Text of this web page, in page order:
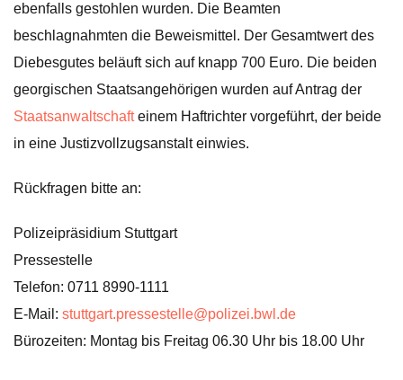
ebenfalls gestohlen wurden. Die Beamten
beschlagnahmten die Beweismittel. Der Gesamtwert des
Diebesgutes beläuft sich auf knapp 700 Euro. Die beiden
georgischen Staatsangehörigen wurden auf Antrag der
Staatsanwaltschafteinem Haftrichter vorgeführt, der beide
in eine Justizvollzugsanstalt einwies.
Rückfragen bitte an:
Polizeipräsidium Stuttgart
Pressestelle
Telefon: 0711 8990-1111
E-Mail: stuttgart.pressestelle@polizei.bwl.de
Bürozeiten: Montag bis Freitag 06.30 Uhr bis 18.00 Uhr